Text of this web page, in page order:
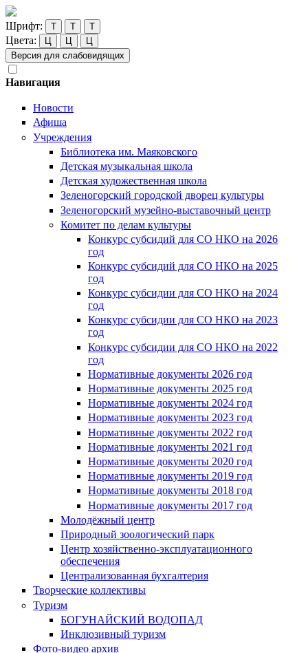
Шрифт: Т Т Т
Цвета: Ц Ц
Ц
Версия для слабовидящих
Навигация
Новости
Афиша
Учреждения
Библиотека им. Маяковского
Детская музыкальная школа
Детская художественная школа
Зеленогорский городской дворец культуры
Зеленогорский музейно-выставочный центр
Комитет по делам культуры
Конкурс субсидий для СО НКО на 2026
год
Конкурс субсидий для СО НКО на 2025
год
Конкурс субсидии для СО НКО на 2024
год
Конкурс субсидии для СО НКО на 2023
год
Конкурс субсидии для СО НКО на 2022
год
Нормативные документы 2026 год
Нормативные документы 2025 год
Нормативные документы 2024 год
Нормативные документы 2023 год
Нормативные документы 2022 год
Нормативные документы 2021 год
Нормативные документы 2020 год
Нормативные документы 2019 год
Нормативные документы 2018 год
Нормативные документы 2017 год
Молодёжный центр
Природный зоологический парк
Центр хозяйственно-эксплуатационного
обеспечения
Централизованная бухгалтерия
Творческие коллективы
Туризм
БОГУНАЙСКИЙ ВОДОПАД
Инклюзивный туризм
Фото-видео архив